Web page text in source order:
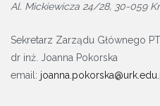
Al. Mickiewicza 24/28, 30-059
Sekretarz Zarządu Głównego
dr inż. Joanna Pokorska
email: